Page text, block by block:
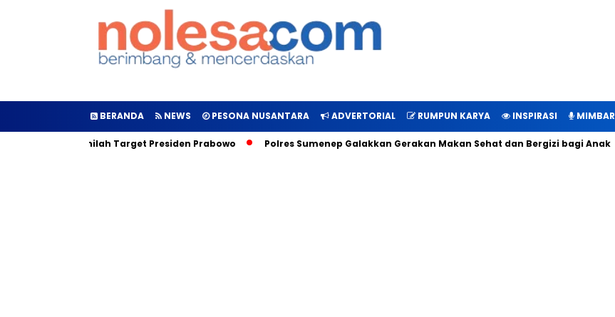
BERANDA NEWS PESONA NUSANTARA ADVERTORIAL RUMPUN KARYA INSPIRASI MIMBAR
Diluncurkan, Inilah Target Presiden Prabowo Polres Sumenep Galakkan Gerakan Makan Sehat dan Bergizi bagi Anak